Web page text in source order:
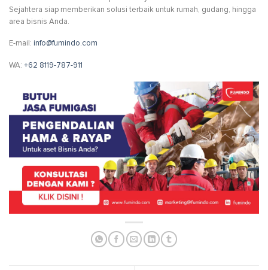
Sejahtera siap memberikan solusi terbaik untuk rumah, gudang, hingga
area bisnis Anda.
E-mail: info@fumindo.com
WA: +62 8119-787-911